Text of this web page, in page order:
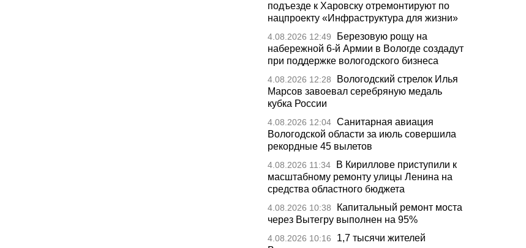
подъезде к Харовску отремонтируют по
нацпроекту «Инфраструктура для жизни»
4.08.2026 12:49
Березовую рощу на
набережной 6-й Армии в Вологде создадут
при поддержке вологодского бизнеса
4.08.2026 12:28
Вологодский стрелок Илья
Марсов завоевал серебряную медаль
кубка России
4.08.2026 12:04 Санитарная авиация
Вологодской области за июль совершила
рекордные 45 вылетов
4.08.2026 11:34
В Кириллове приступили к
масштабному ремонту улицы Ленина на
средства областного бюджета
4.08.2026 10:38
Капитальный ремонт моста
через Вытегру выполнен на 95%
4.08.2026 10:16
1,7 тысячи жителей